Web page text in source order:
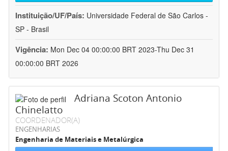
Instituição/UF/País: Universidade Federal de São Carlos -
SP - Brasil
Vigência: Mon Dec 04 00:00:00 BRT 2023-Thu Dec 31
00:00:00 BRT 2026
Adriana Scoton Antonio
Chinelatto
COORDENADOR(A)
ENGENHARIAS
Engenharia de Materiais e Metalúrgica